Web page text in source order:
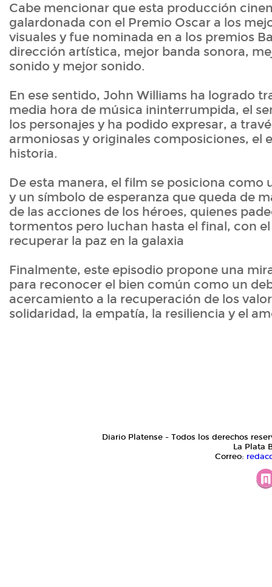
Cabe mencionar que esta producción
galardonada con el Premio Oscar a los
visuales y fue nominada en a los premios
dirección artística, mejor banda sonora,
sonido y mejor sonido.
En ese sentido, John Williams ha logrado
media hora de música ininterrumpida, el
los personajes y ha podido expresar, a
armoniosas y originales composiciones, el
historia.
De esta manera, el film se posiciona como
y un símbolo de esperanza que queda de
de las acciones de los héroes, quienes
tormentos pero luchan hasta el final, con
recuperar la paz en la galaxia
Finalmente, este episodio propone una
para reconocer el bien común como un
acercamiento a la recuperación de los
solidaridad, la empatía, la resiliencia y el
Diario Platense - Todos los derechos
La Plata
Correo: